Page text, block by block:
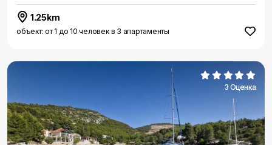
1.25km
объект: от 1 до 10 человек в 3 апартаменты
3 Оценка